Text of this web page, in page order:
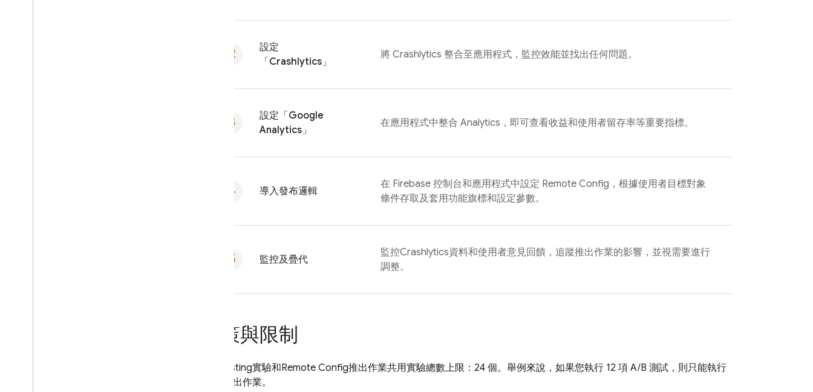
設定
「 Crashlytics」
將 Crashlytics 整合至應用程式，監控效能並找出任何問題。
設定「 Google
Analytics」
在應用程式中整合 Analytics ，即可查看收益和使用者留存率等重要指標。
導入發布邏輯
在 Firebase 控制台和應用程式中設定 Remote Config ，根據使用者目標對象
條件存取及套用功能旗標和設定參數。
監控及疊代
監控Crashlytics資料和使用者意見回饋，追蹤推出作業的影響，並視需要進行
調整。
政策與限制
A/B Testing實驗和Remote Config推出作業共用實驗總數上限：24 個。舉例來說，如果您執行 12 項 A/B 測試，則只能執行
12 項推出作業。